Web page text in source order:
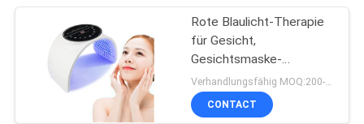
Hoher Gesichtsstab
Fequrency
Rote Blaulicht-Therapie
für Gesicht,
Gesichtsmaske-
Lichttherapie ZHU HAIs
OABES LED für Akne-
Falten
Verhandlungsfähig MOQ:200-499PCS
CONTACT